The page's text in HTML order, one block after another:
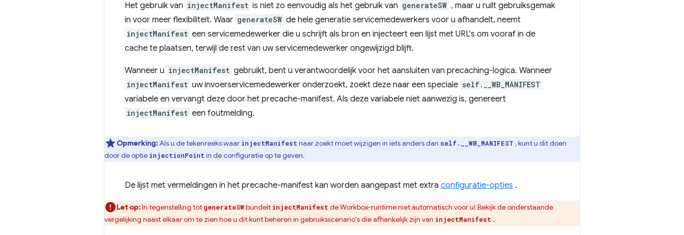
Het gebruik van injectManifest is niet zo eenvoudig als het gebruik van generateSW , maar u ruilt gebruiksgemak
in voor meer flexibiliteit. Waar generateSW de hele generatie servicemedewerkers voor u afhandelt, neemt
injectManifest een servicemedewerker die u schrijft als bron en injecteert een lijst met URL's om vooraf in de
cache te plaatsen, terwijl de rest van uw servicemedewerker ongewijzigd blijft.
Wanneer u injectManifest gebruikt, bent u verantwoordelijk voor het aansluiten van precaching-logica. Wanneer
injectManifest uw invoerservicemedewerker onderzoekt, zoekt deze naar een speciale self.__WB_MANIFEST
variabele en vervangt deze door het precache-manifest. Als deze variabele niet aanwezig is, genereert
injectManifest een foutmelding.
Opmerking:Als u de tekenreeks waar injectManifest naar zoekt moet wijzigen in iets anders dan self.__WB_MANIFEST , kunt u dit doen
door de optie injectionPoint in de configuratie op te geven.
De lijst met vermeldingen in het precache-manifest kan worden aangepast met extra configuratie-opties .
Let op:In tegenstelling tot generateSWbundelt injectManifest de Workbox-runtime niet automatisch voor u! Bekijk de onderstaande
vergelijking naast elkaar om te zien hoe u dit kunt beheren in gebruiksscenario's die afhankelijk zijn van injectManifest .